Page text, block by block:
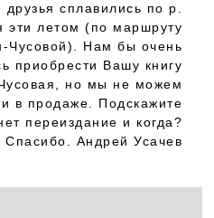
друзья сплавились по р.
эти летом (по маршруту
Чусовой). Нам бы очень
приобрести Вашу книгу
но мы не можем
в продаже. Подскажите
переиздание и когда?
Спасибо. Андрей Усачев